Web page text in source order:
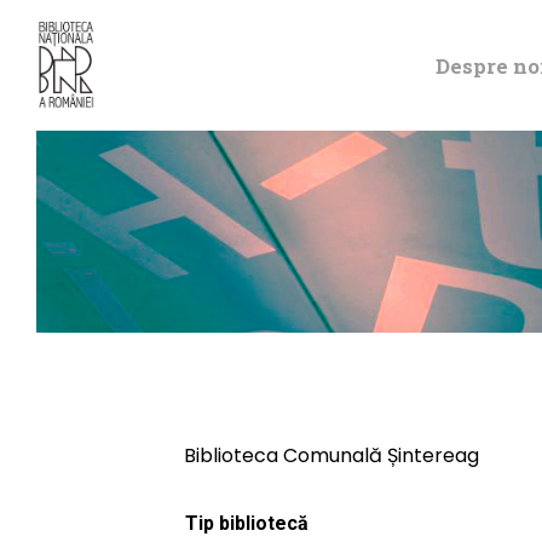
Despre
Biblioteca Comunală Șintereag
Tip bibliotecă